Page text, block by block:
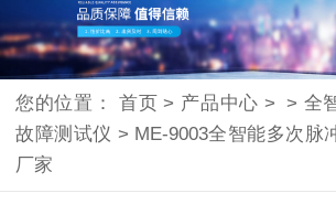
您的位置：首页 > 产品中心 > > 全
故障测试仪 > ME-9003全智能多次脉
厂家